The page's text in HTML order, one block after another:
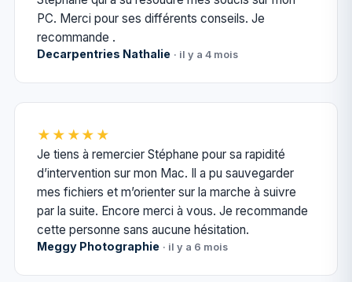
PC. Merci pour ses différents conseils. Je
recommande .
Decarpentries Nathalie · il y a 4 mois
★★★★★
Je tiens à remercier Stéphane pour sa rapidité
d’intervention sur mon Mac. Il a pu sauvegarder
mes fichiers et m’orienter sur la marche à suivre
par la suite. Encore merci à vous. Je recommande
cette personne sans aucune hésitation.
Meggy Photographie · il y a 6 mois